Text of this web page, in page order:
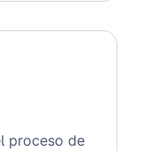
proceso de